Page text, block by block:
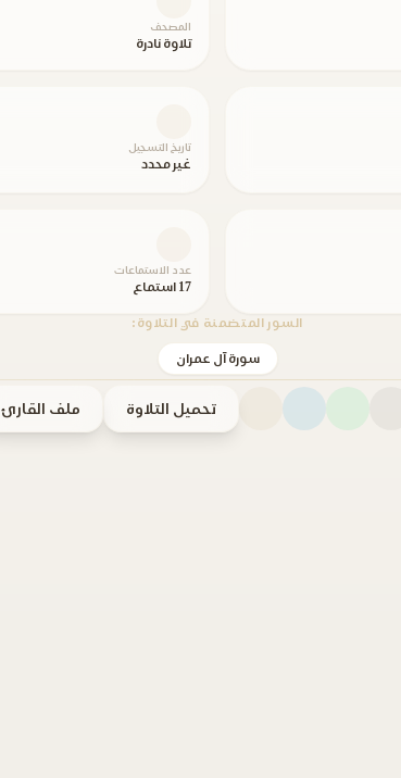
المصحف
تلاوة نادرة
تاريخ التسجيل
غير محدد
عدد الاستماعات
17 استماع
السور المتضمنة في التلاوة:
سورة آل عمران
تحميل التلاوة ملف القارئ